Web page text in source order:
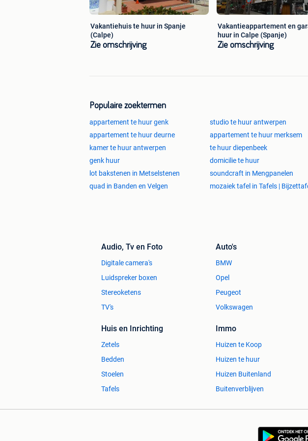
van 7/12 tot 15/1
van 1/3 tot 30/5
van 12/6 ...
De kalender is ook op internet te bekijken:
vakantiehuisnu.nl/4779909
Vakantiehuis te huur in Spanje
(Calpe)
Zie omschrijving
Vakantieappartement en
huur in Calpe (Spanje)
Zie omschrijving
Populaire zoektermen
appartement te huur genk studio te huur antwerpen
appartement te huur deurne
appartement te huur merksem
kamer te huur antwerpen
te huur diepenbeek
genk huur
domicilie te huur
lot bakstenen in Metselstenen
soundcraft in Mengpanelen
quad in Banden en Velgen
mozaiek tafel in Tafels |
Audio, Tv en Foto
Digitale camera's
Luidspreker boxen
Stereoketens
TV's
Auto's
BMW
Opel
Peugeot
Volkswagen
Huis en Inrichting
Zetels
Bedden
Stoelen
Tafels
Immo
Huizen te Koop
Huizen te huur
Huizen Buitenland
Buitenverblijven